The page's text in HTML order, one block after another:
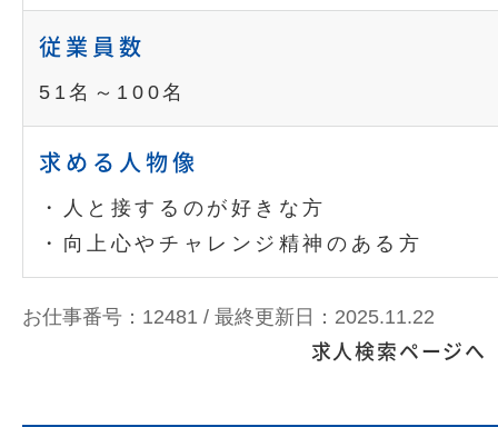
従業員数
51名～100名
求める人物像
・人と接するのが好きな方
・向上心やチャレンジ精神のある方
お仕事番号：12481 / 最終更新日：2025.11.22
求人検索ページへ